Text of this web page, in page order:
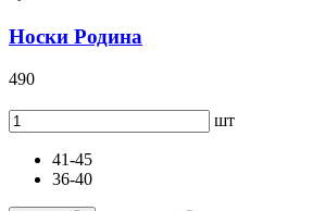
Носки Родина
490
шт
41-45
36-40